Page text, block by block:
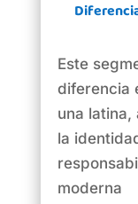
Este
diferencia
una latina,
la
moderna